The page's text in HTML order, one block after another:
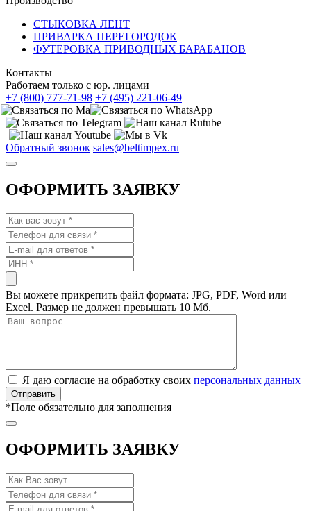
СТЫКОВКА ЛЕНТ
ПРИВАРКА ПЕРЕГОРОДОК
ФУТЕРОВКА ПРИВОДНЫХ БАРАБАНОВ
Контакты
Работаем только с юр. лицами
+7 (800) 777-71-98 +7 (495) 221-06-49
Обратный звонок sales@beltimpex.ru
ОФОРМИТЬ ЗАЯВКУ
Вы можете прикрепить файл формата: JPG, PDF, Word или
Excel. Размер не должен превышать 10 Мб.
Я даю согласие на обработку своих персональных данных
*Поле обязательно для заполнения
ОФОРМИТЬ ЗАЯВКУ